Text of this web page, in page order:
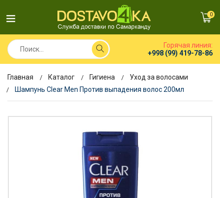
0
Горячая линия:
+998 (99) 419-78-86
Главная Каталог Гигиена
Уход за волосами
Шампунь Clear Men Против выпадения волос 200мл